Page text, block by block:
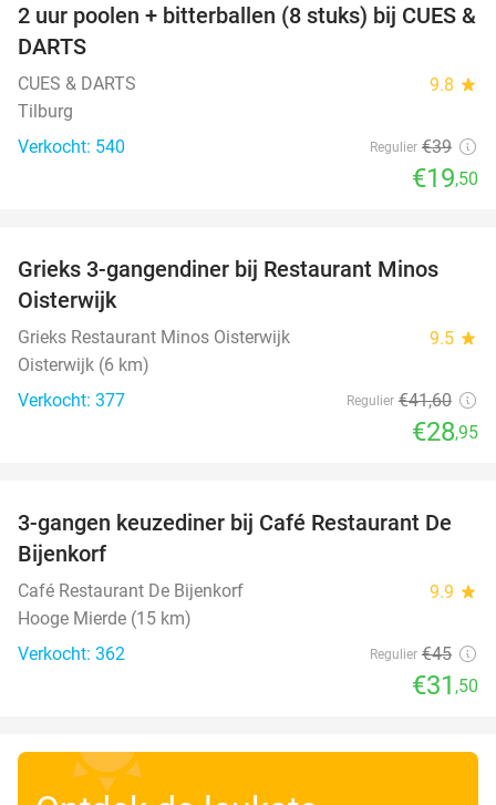
50%
2 uur poolen + bitterballen (8 stuks) bij CUES &
DARTS
CUES & DARTS 9.8 star
Tilburg
Verkocht: 540
Regulier €39
€19,50
30%
Grieks 3-gangendiner bij Restaurant Minos
Oisterwijk
Grieks Restaurant Minos Oisterwijk 9.5 star
Oisterwijk (6 km)
Verkocht: 377
Regulier €41,60
€28,95
30%
3-gangen keuzediner bij Café Restaurant De
Bijenkorf
Café Restaurant De Bijenkorf 9.9 star
Hooge Mierde (15 km)
Verkocht: 362
Regulier €45
€31 ,50